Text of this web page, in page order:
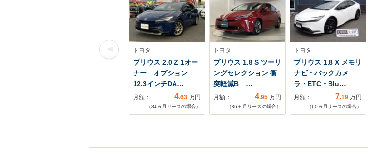
トヨタ
プリウス 2.0 Z 1オー
ナー オプション
12.3インチDA…
月額： 4.63 万円
（84ヵ月リースの場合）
トヨタ
プリウス 1.8 S ツーリ
ングセレクション 衝
突軽減B …
月額： 4.95 万円
（36 ヵ月リースの場合）
トヨタ
プリウス 1.8 X メモリ
ナビ・バックカメ
ラ・ETC・Blu…
月額： 7.19 万円
（60ヵ月リースの場合）